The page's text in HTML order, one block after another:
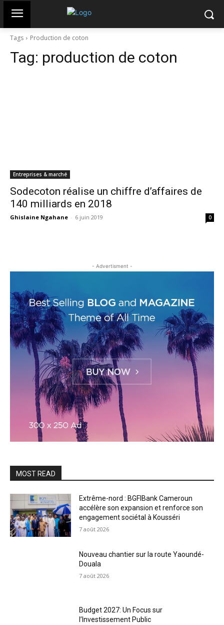
Tags Production de coton
Tag: production de coton
Entreprises & marché
Sodecoton réalise un chiffre d’affaires de
140 milliards en 2018
Ghislaine Ngahane - 6 juin 2019 0
- Advertisment -
MOST READ
Extrême-nord : BGFIBank Cameroun
accélère son expansion et renforce son
engagement sociétal à Kousséri
7 août 2026
Nouveau chantier sur la route Yaoundé-
Douala
7 août 2026
Budget 2027: Un Focus sur
l’Investissement Public